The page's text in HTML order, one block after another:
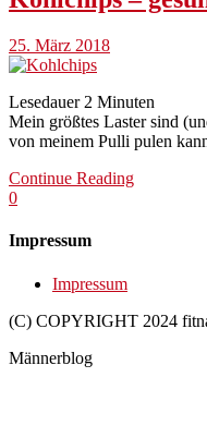
25. März 2018
Lesedauer 2 Minuten
Mein größtes Laster sind
von meinem Pulli pulen
Continue Reading
0
Impressum
Impressum
(C) COPYRIGHT 2024
Männerblog